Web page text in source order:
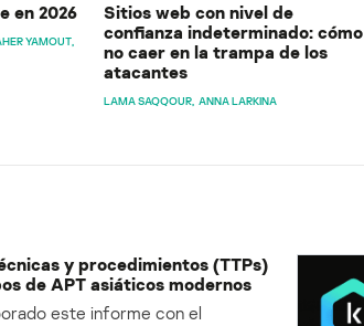
en 2026
YAMOUT
Sitios web con nivel de
confianza indeterminado: cómo
no caer en la trampa de los
atacantes
LAMA SAQQOUR ANNA LARKINA
y procedimientos (TTPs)
de APT asiáticos modernos
este informe con el